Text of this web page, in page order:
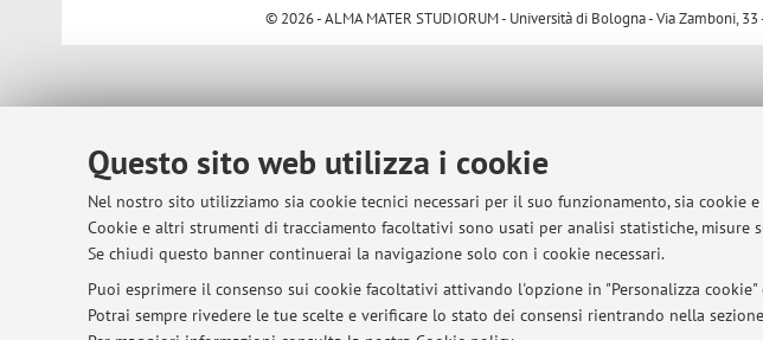
Questo sito web utilizza i cookie
Nel nostro sito utilizziamo sia cookie tecnici necessari per il suo funzionamento, sia
Cookie e altri strumenti di tracciamento facoltativi sono usati per analisi statistiche,
Se chiudi questo banner continuerai la navigazione solo con i cookie necessari.
Puoi esprimere il consenso sui cookie facoltativi attivando l'opzione in "Personalizza
Potrai sempre rivedere le tue scelte e verificare lo stato dei consensi rientrando nella
© 2026 - ALMA MATER STUDIORUM - Università di Bologna - Via Zamboni,